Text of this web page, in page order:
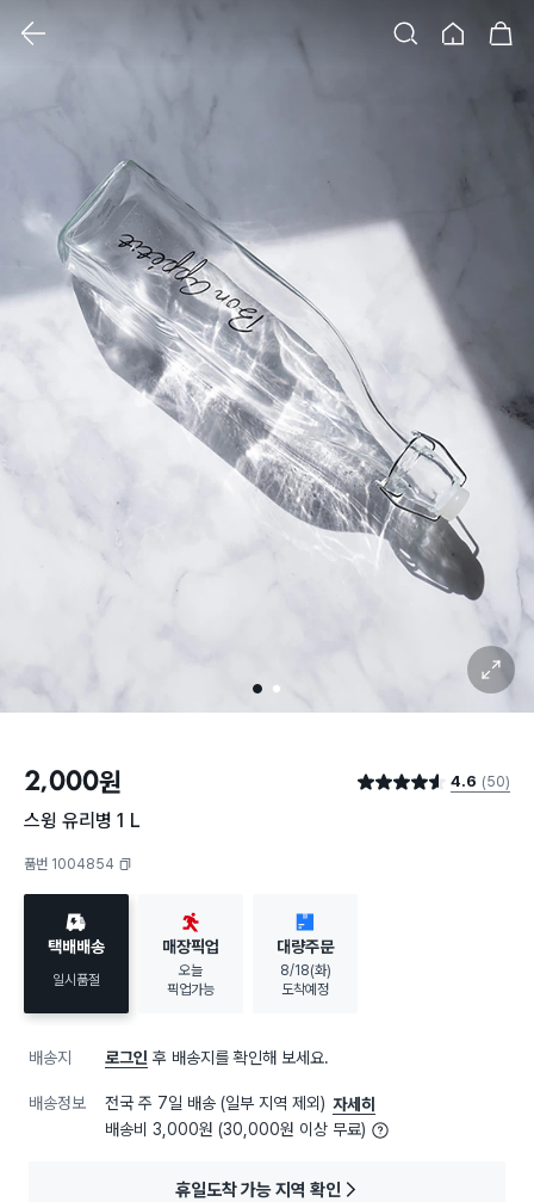
1 2
확대 보기
2,000원 별점 4.6점 4.6 (50)
스윙 유리병 1 L
품번 1004854
택배배송
일시품절
매장픽업
오늘
픽업가능
대량주문
8/18(화)
도착예정
배송지 로그인 후 배송지를 확인해 보세요.
배송정보 전국 주 7일 배송 (일부 지역 제외) 자세히
배송비 3,000원 (30,000원 이상 무료)
휴일도착 가능 지역 확인